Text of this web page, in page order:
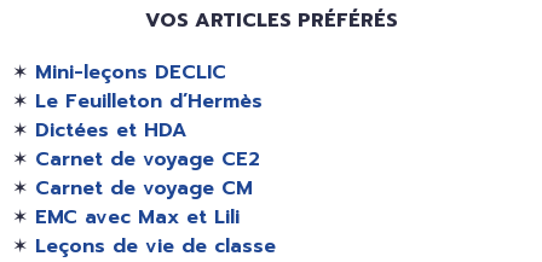
VOS ARTICLES PRÉFÉRÉS
✶ Mini-leçons DECLIC
✶ Le Feuilleton d’Hermès
✶ Dictées et HDA
✶ Carnet de voyage CE2
✶ Carnet de voyage CM
✶ EMC avec Max et Lili
✶ Leçons de vie de classe